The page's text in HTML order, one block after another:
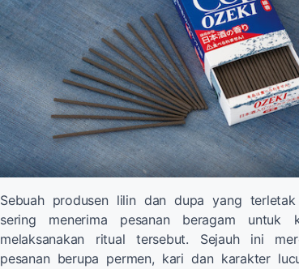
Sebuah produsen lilin dan dupa yang
sering menerima pesanan beragam untuk
melaksanakan ritual tersebut. Sejauh ini
pesanan berupa permen, kari dan karakter